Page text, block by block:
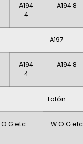
A194
4
A194 8
A197
A194
4
A194 8
Latón
W.O.G.etc